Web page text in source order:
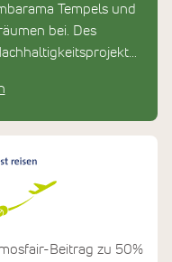
Tempels und
bei. Des
Beitrag zu 50%